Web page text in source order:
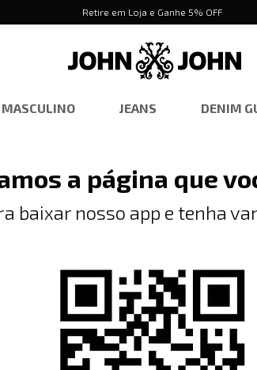
Retire em Loja e Ganhe 5% OFF
MASCULINO JEANS DENIM
a página que
baixar nosso app e tenha